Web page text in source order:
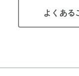
よくある